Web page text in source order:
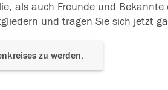
als auch Freunde und
und tragen Sie sich jetzt
zu werden.